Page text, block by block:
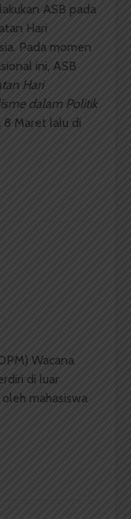
ASB pada
Hari
Pada momen
ini, ASB
Hari
dalam Politik
8 Maret lalu di
Wacana
di luar
mahasiswa